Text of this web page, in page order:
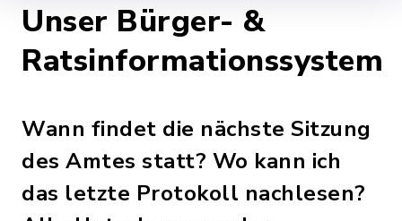
Unser Bürger- &
Ratsinformationssystem
Wann findet die nächste Sitzung
des Amtes statt? Wo kann ich
das letzte Protokoll nachlesen?